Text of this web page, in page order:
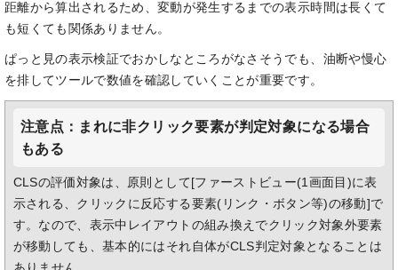
距離から算出されるため、変動が発生するまでの表示時間は長くて
も短くても関係ありません。
ぱっと見の表示検証でおかしなところがなさそうでも、油断や慢心
を排してツールで数値を確認していくことが重要です。
注意点：まれに非クリック要素が判定対象になる場合
もある
CLSの評価対象は、原則として[ファーストビュー(1画面目)に表
示される、クリックに反応する要素(リンク・ボタン等)の移動]で
す。なので、表示中レイアウトの組み換えでクリック対象外要素
が移動しても、基本的にはそれ自体がCLS判定対象となることは